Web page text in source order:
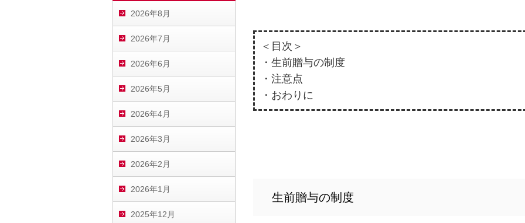
2026年8月
2026年7月
2026年6月
2026年5月
2026年4月
2026年3月
2026年2月
2026年1月
2025年12月
＜目次＞
・生前贈与の制度
・注意点
・おわりに
生前贈与の制度